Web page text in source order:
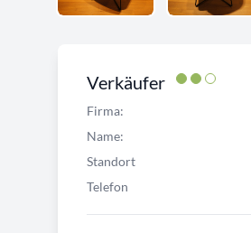
Verkäufer
Firma:
Name:
Standort
Telefon